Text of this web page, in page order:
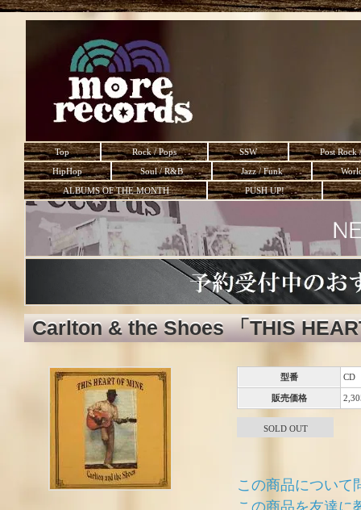
Top Rock / Pops SSW
Post Rock
HipHop
Soul / R&B Jazz / Funk
ALBUMS OF THE MONTH
PUSH UP!
Carlton & the Shoes 「THIS
型番 CD
販売価格
SOLD OUT
この商品について